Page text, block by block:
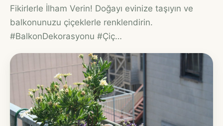
Fikirlerle İlham Verin! Doğayı evinize taşıyın ve
balkonunuzu çiçeklerle renklendirin.
#BalkonDekorasyonu #Çiç…